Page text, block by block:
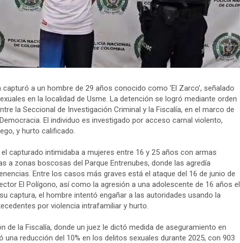
a un hombre de 29 años conocido como ‘El Zarco’, señalado
en la localidad de Usme. La detención se logró mediante orden
la Seccional de Investigación Criminal y la Fiscalía, en el marco de
El individuo es investigado por acceso carnal violento,
y hurto calificado.
capturado intimidaba a mujeres entre 16 y 25 años con armas
a zonas boscosas del Parque Entrenubes, donde las agredía
Entre los casos más graves está el ataque del 16 de junio de
El Polígono, así como la agresión a una adolescente de 16 años el
captura, el hombre intentó engañar a las autoridades usando la
por violencia intrafamiliar y hurto.
de la Fiscalía, donde un juez le dictó medida de aseguramiento en
reducción del 10% en los delitos sexuales durante 2025, con 903